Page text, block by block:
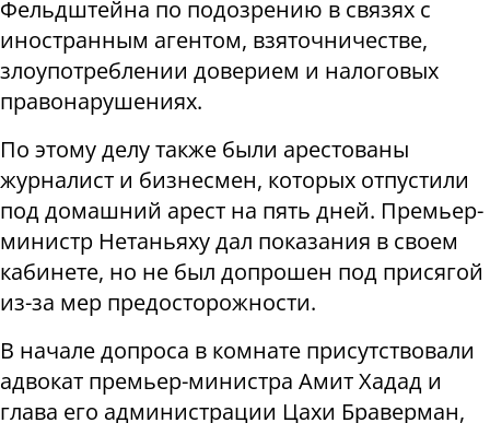
Фельдштейна по подозрению в связях с
иностранным агентом, взяточничестве,
злоупотреблении доверием и налоговых
правонарушениях.
По этому делу также были арестованы
журналист и бизнесмен, которых отпустили
под домашний арест на пять дней. Премьер-
министр Нетаньяху дал показания в своем
кабинете, но не был допрошен под присягой
из-за мер предосторожности.
В начале допроса в комнате присутствовали
адвокат премьер-министра Амит Хадад и
глава его администрации Цахи Браверман,